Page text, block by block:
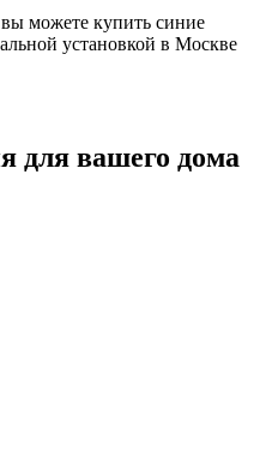
можете купить синие
установкой в Москве
для вашего дома